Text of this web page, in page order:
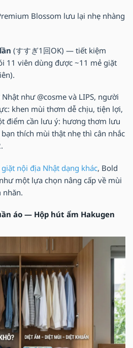
Blossom lưu lại nhẹ nhàng
(すすぎ1回OK) — tiết kiệm
11 viên dùng được ~11 mẻ giặt
như @cosme và LIPS, người
khen mùi thơm dễ chịu, tiện lợi,
điểm cần lưu ý: hương thơm lưu
thích mùi thật nhẹ thì cân nhắc
nội địa Nhật dạng khác, Bold
một lựa chọn nâng cấp về mùi
nhăn.
áo — Hộp hút ẩm Hakugen